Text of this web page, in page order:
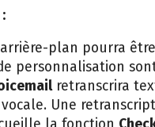
plan pourra
personnalisation
retranscrira
Une